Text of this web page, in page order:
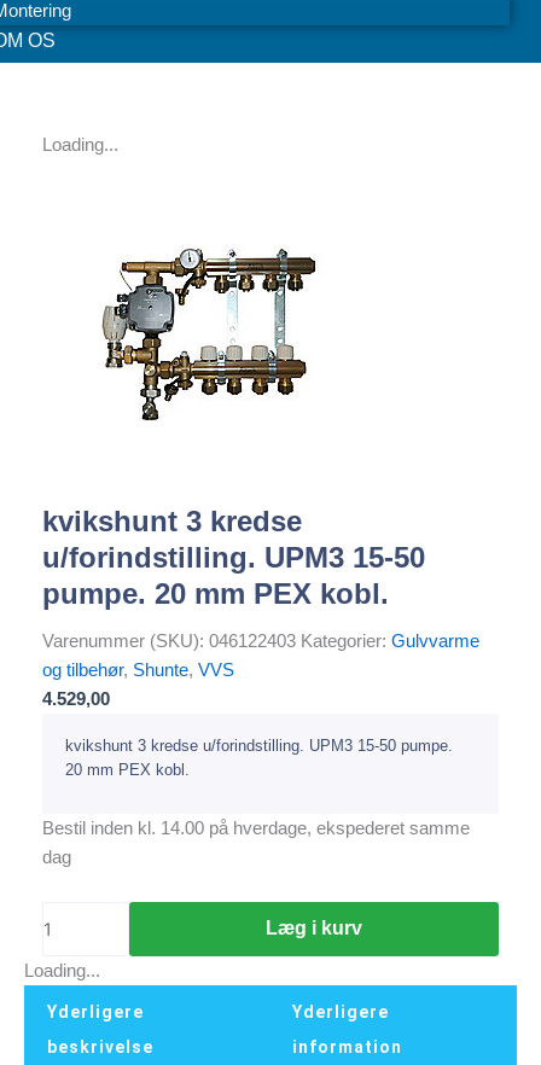
OS
Loading...
kvikshunt 3 kredse
u/forindstilling. UPM3 15-50
pumpe. 20 mm PEX kobl.
Varenummer (SKU): 046122403 Kategorier: Gulvvarme
og tilbehør, Shunte, VVS
4.529,00
kvikshunt 3 kredse u/forindstilling. UPM3 15-50 pumpe.
20 mm PEX kobl.
Bestil inden kl. 14.00 på hverdage, ekspederet samme
dag
Læg i kurv
Loading...
Yderligere
beskrivelse
Yderligere
information